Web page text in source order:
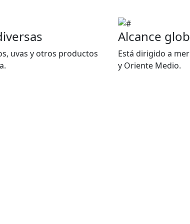
uvas y otros productos
Alcance
Está dirigido a
y Oriente Medio.